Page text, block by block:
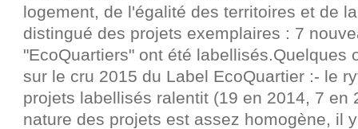
logement, de l'égalité des territoires et de
distingué des projets exemplaires : 7
"EcoQuartiers" ont été labellisés.Quelques
sur le cru 2015 du Label EcoQuartier :- le
projets labellisés ralentit (19 en 2014, 7 en
nature des projets est assez homogène, il